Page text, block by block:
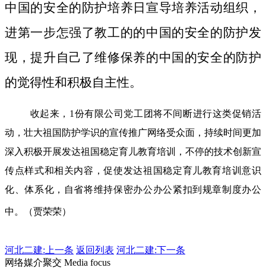
中国的安全的防护培养日宣导培养活动组织，
进第一步怎强了教工的的中国的安全的防护发
现，提升自己了维修保养的中国的安全的防护
的觉得性和积极自主性。
收起来，1份有限公司党工团将不间断进行这类促销活
动，壮大祖国防护学识的宣传推广网络受众面，持续时间更加
深入积极开展发达祖国稳定育儿教育培训，不停的技术创新宣
传点样式和相关内容，促使发达祖国稳定育儿教育培训意识
化、体系化，自省将维持保密办公办公紧扣到规章制度办公
中。（贾荣荣）
河北二建: 上一条 返回列表 河北二建:下一条
网络媒介聚交 Media focus